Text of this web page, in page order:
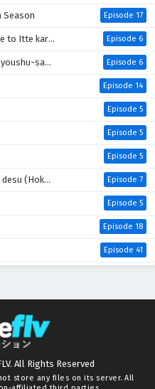
Season Episode 17
Densetsu ni Natteita Episode 6
sama Episode 6
Episode 14
Episode 5
Episode 5
Episode 5
(Hokori)! Episode 7
Episode 5
Episode 18
Episode 41
3rd Season
All Rights Reserved
store any files on its server. All